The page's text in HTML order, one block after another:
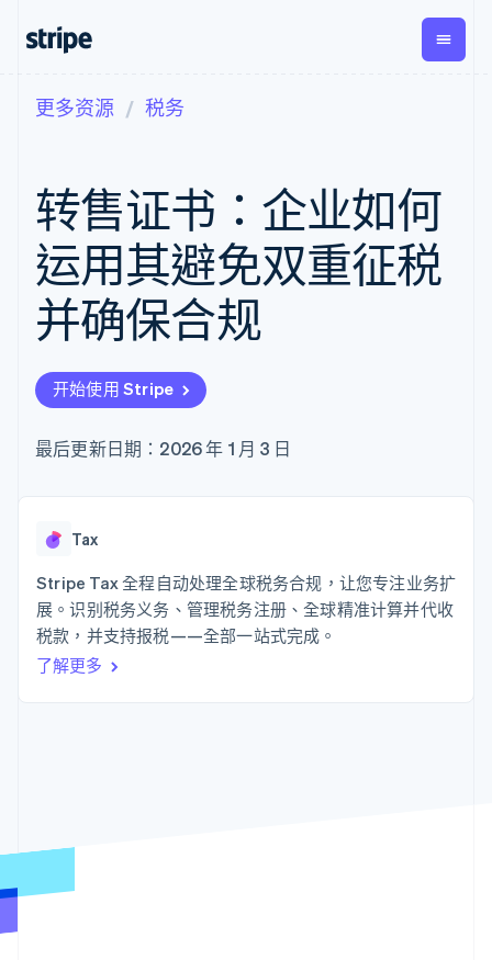
支付
在线支付
Managed
Payments
备案商家解决
方案
Payment links
无代码支付
预构建支付界
面
Elements
Payment
接入 125+ 种支
Authorization
Boost
支付成功率优
化
Link
加速结账
经常性收入
Metronome
按用量计费
Subscriptions
订阅管理
Invoicing
一次性或定期
Tax
销售税和增值
Recognition
Stripe Sigma
Global
Payouts
向第三
方打款
按企业阶段
按应用场景
智能体商务
加密货币
嵌入式金融
财务自动化
全球化企业
交易市场
按行业
AI 企业
酒店、旅游与休闲
文档
库与 SDK
Stripe Apps
指南
实施预置结账流程
构建平台或交易市场
管理订阅
发行稳定币支持的支付卡
资源
应用集成
代码示例
学习
指南
支持
获取支持
专业服务
公司
产品路线图
Stripe Press
联系销售
更多资源 税务
转售证书：企业如何
运用其避免双重征税
并确保合规
开始使用 Stripe
最后更新日期：2026 年 1 月 3 日
Tax
Stripe Tax 全程自动处理全球税务合规，让您专注业务扩
展。识别税务义务、管理税务注册、全球精准计算并代收
税款，并支持报税——全部一站式完成。
了解更多